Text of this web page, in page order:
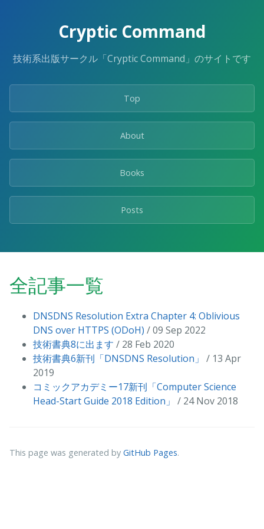
Cryptic Command
技術系出版サークル「Cryptic Command」のサイトです
Top
About
Books
Posts
全記事一覧
DNSDNS Resolution Extra Chapter 4: Oblivious
DNS over HTTPS (ODoH) / 09 Sep 2022
技術書典8に出ます / 28 Feb 2020
技術書典6新刊「DNSDNS Resolution」 / 13 Apr
2019
コミックアカデミー17新刊「Computer Science
Head-Start Guide 2018 Edition」 / 24 Nov 2018
This page was generated by GitHub Pages.